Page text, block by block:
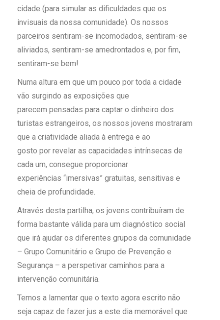
cidade (para simular as dificuldades que os
invisuais da nossa comunidade). Os nossos
parceiros sentiram-se incomodados, sentiram-se
aliviados, sentiram-se amedrontados e, por fim,
sentiram-se bem!
Numa altura em que um pouco por toda a cidade
vão surgindo as exposições que
parecem pensadas para captar o dinheiro dos
turistas estrangeiros, os nossos jovens mostraram
que a criatividade aliada à entrega e ao
gosto por revelar as capacidades intrínsecas de
cada um, consegue proporcionar
experiências “imersivas” gratuitas, sensitivas e
cheia de profundidade.
Através desta partilha, os jovens contribuíram de
forma bastante válida para um diagnóstico social
que irá ajudar os diferentes grupos da comunidade
– Grupo Comunitário e Grupo de Prevenção e
Segurança – a perspetivar caminhos para a
intervenção comunitária.
Temos a lamentar que o texto agora escrito não
seja capaz de fazer jus a este dia memorável que